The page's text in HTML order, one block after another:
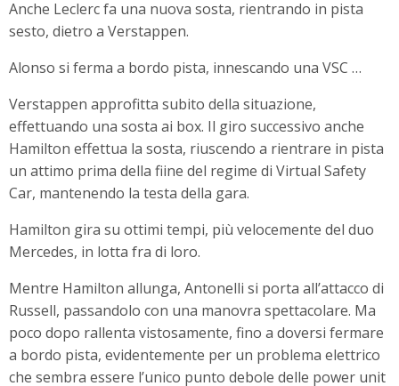
Anche Leclerc fa una nuova sosta, rientrando in pista
sesto, dietro a Verstappen.
Alonso si ferma a bordo pista, innescando una VSC …
Verstappen approfitta subito della situazione,
effettuando una sosta ai box. Il giro successivo anche
Hamilton effettua la sosta, riuscendo a rientrare in pista
un attimo prima della fiine del regime di Virtual Safety
Car, mantenendo la testa della gara.
Hamilton gira su ottimi tempi, più velocemente del duo
Mercedes, in lotta fra di loro.
Mentre Hamilton allunga, Antonelli si porta all’attacco di
Russell, passandolo con una manovra spettacolare. Ma
poco dopo rallenta vistosamente, fino a doversi fermare
a bordo pista, evidentemente per un problema elettrico
che sembra essere l’unico punto debole delle power unit